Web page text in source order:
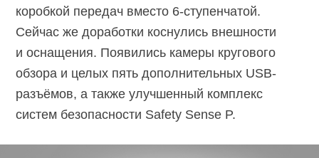
коробкой передач вместо 6-ступенчатой.
Сейчас же доработки коснулись внешности
и оснащения. Появились камеры кругового
обзора и целых пять дополнительных USB-
разъёмов, а также улучшенный комплекс
систем безопасности Safety Sense P.